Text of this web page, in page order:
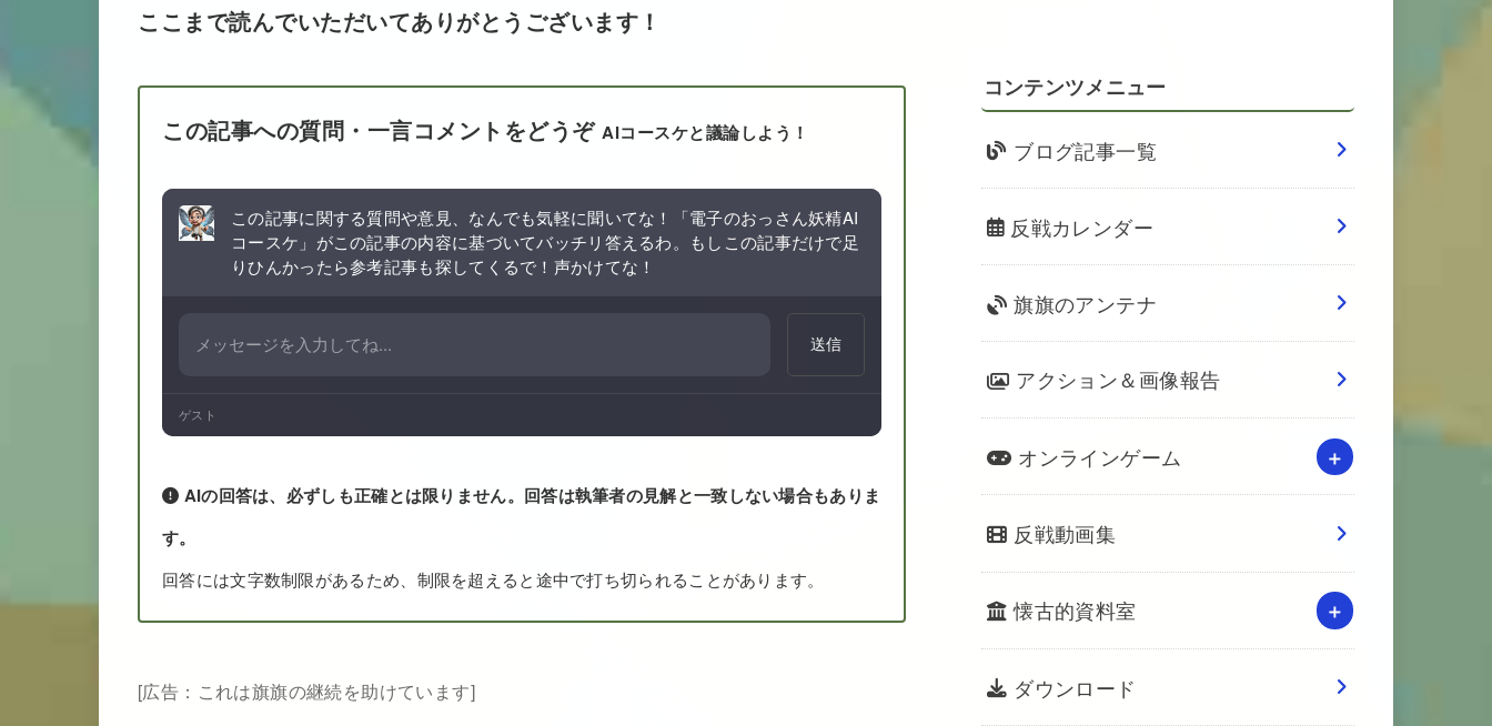
ここまで読んでいただいてありがとうございます！
この記事への質問・一言コメントをどうぞ AIコースケと議論しよう！
この記事に関する質問や意見、なんでも気軽に聞いてな！「電子のおっさん妖精AI
コースケ」がこの記事の内容に基づいてバッチリ答えるわ。もしこの記事だけで足
りひんかったら参考記事も探してくるで！声かけてな！
送信
ゲスト
AIの回答は、必ずしも正確とは限りません。回答は執筆者の見解と一致しない場合もありま
す。
回答には文字数制限があるため、制限を超えると途中で打ち切られることがあります。
[広告：これは旗旗の継続を助けています]
コンテンツメニュー
ブログ記事一覧
反戦カレンダー
旗旗のアンテナ
アクション＆画像報告
オンラインゲーム
反戦動画集
懐古的資料室
ダウンロード